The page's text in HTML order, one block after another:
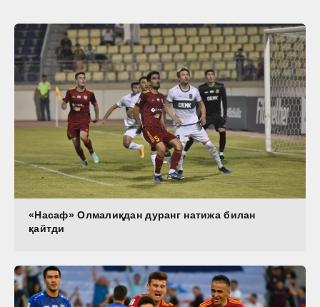
«Насаф» Олмалиқдан дуранг натижа билан
қайтди